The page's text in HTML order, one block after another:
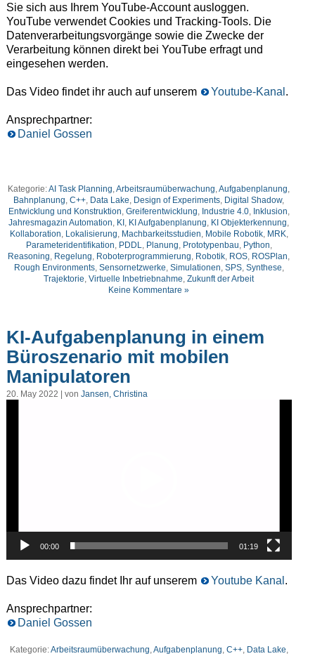
Sie sich aus Ihrem YouTube-Account ausloggen.
YouTube verwendet Cookies und Tracking-Tools. Die
Datenverarbeitungsvorgänge sowie die Zwecke der
Verarbeitung können direkt bei YouTube erfragt und
eingesehen werden.
Das Video findet ihr auch auf unserem Youtube-Kanal .
Ansprechpartner:
Daniel Gossen
Kategorie:AI Task Planning ,Arbeitsraumüberwachung ,Aufgabenplanung
Bahnplanung ,C++ Data Lake Design of Experiments Digital Shadow,
Entwicklung und Konstruktion Greiferentwicklung Industrie 4.0, Inklusion
Jahresmagazin Automation KI KI Aufgabenplanung KI Objekterkennung
Kollaboration Lokalisierung Machbarkeitsstudien Mobile Robotik, MRK
Parameteridentifikation PDDL Planung Prototypenbau Python
Reasoning Regelung Roboterprogrammierung Robotik ROS ROSPlan
Rough Environments, Sensornetzwerke Simulationen SPS, Synthese
Trajektorie ,Virtuelle Inbetriebnahme ,Zukunft der Arbeit
Keine Kommentare »
KI-Aufgabenplanung in einem
Büroszenario mit mobilen
Manipulatoren
20. May 2022 | von Jansen, Christina
00:00 01:19
Das Video dazu findet Ihr auf unserem Youtube Kanal .
Ansprechpartner:
Daniel Gossen
Kategorie:Arbeitsraumüberwachung,Aufgabenplanung, C++, Data Lake,